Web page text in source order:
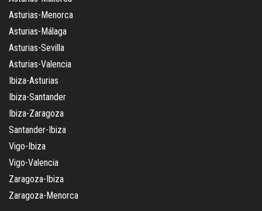
Asturias-Menorca
Asturias-Málaga
Asturias-Sevilla
Asturias-Valencia
Ibiza-Asturias
Ibiza-Santander
Ibiza-Zaragoza
Santander-Ibiza
Vigo-Ibiza
Vigo-Valencia
Zaragoza-Ibiza
Zaragoza-Menorca